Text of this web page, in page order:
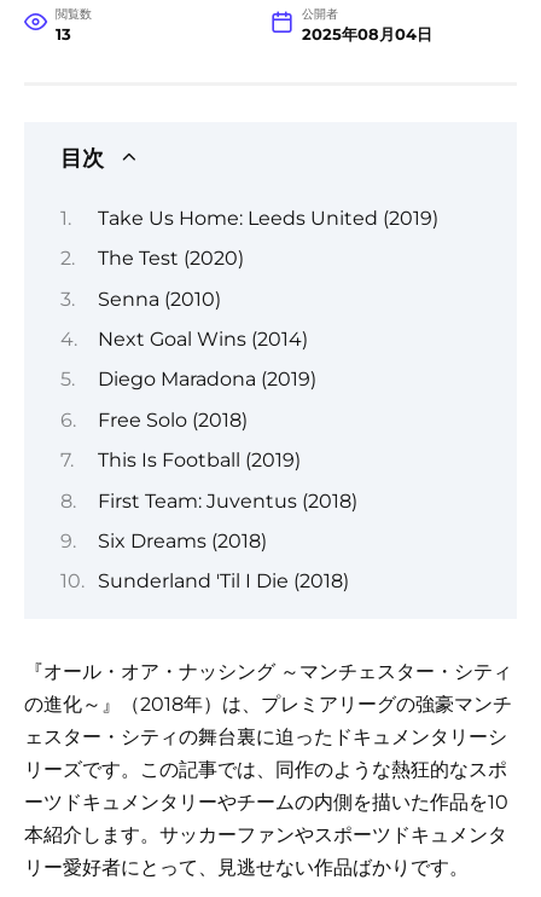
閲覧数
13
公開者
2025年08月04日
目次
Take Us Home: Leeds United (2019)
The Test (2020)
Senna (2010)
Next Goal Wins (2014)
Diego Maradona (2019)
Free Solo (2018)
This Is Football (2019)
First Team: Juventus (2018)
Six Dreams (2018)
Sunderland 'Til I Die (2018)
『オール・オア・ナッシング ～マンチェスター・シティ
の進化～』（2018年）は、プレミアリーグの強豪マンチ
ェスター・シティの舞台裏に迫ったドキュメンタリーシ
リーズです。この記事では、同作のような熱狂的なスポ
ーツドキュメンタリーやチームの内側を描いた作品を10
本紹介します。サッカーファンやスポーツドキュメンタ
リー愛好者にとって、見逃せない作品ばかりです。